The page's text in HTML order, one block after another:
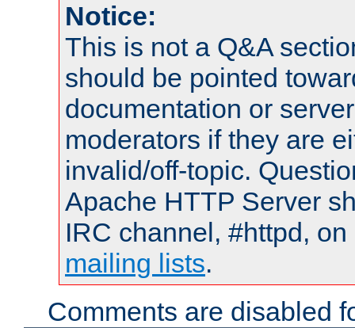
Notice:
This is not a Q&A
should be pointed
documentation or
moderators if they are
invalid/off-topic.
Apache HTTP Server
IRC channel, #httpd,
mailing lists.
Comments are disabled